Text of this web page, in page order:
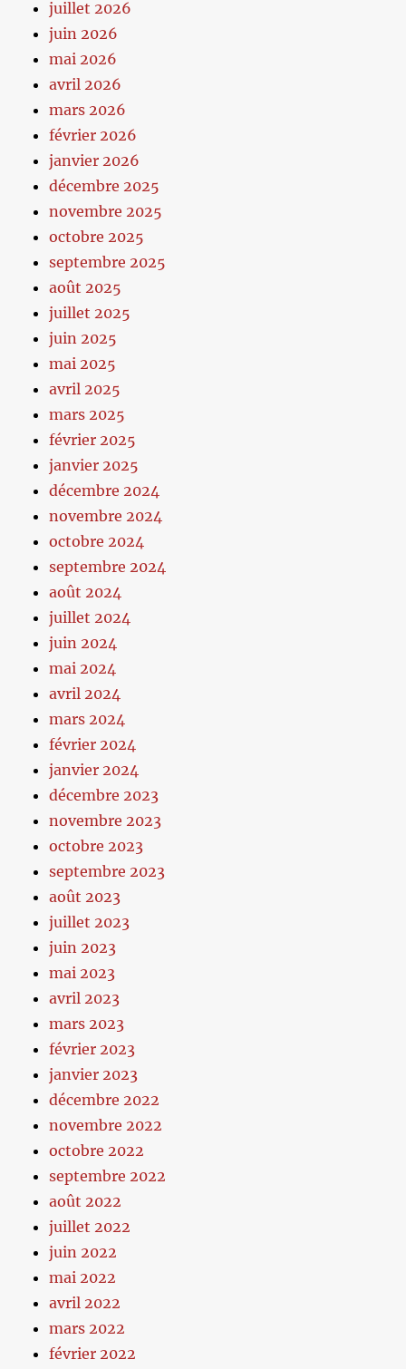
juillet 2026
juin 2026
mai 2026
avril 2026
mars 2026
février 2026
janvier 2026
décembre 2025
novembre 2025
octobre 2025
septembre 2025
août 2025
juillet 2025
juin 2025
mai 2025
avril 2025
mars 2025
février 2025
janvier 2025
décembre 2024
novembre 2024
octobre 2024
septembre 2024
août 2024
juillet 2024
juin 2024
mai 2024
avril 2024
mars 2024
février 2024
janvier 2024
décembre 2023
novembre 2023
octobre 2023
septembre 2023
août 2023
juillet 2023
juin 2023
mai 2023
avril 2023
mars 2023
février 2023
janvier 2023
décembre 2022
novembre 2022
octobre 2022
septembre 2022
août 2022
juillet 2022
juin 2022
mai 2022
avril 2022
mars 2022
février 2022